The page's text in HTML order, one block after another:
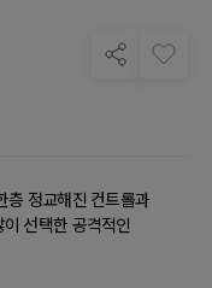
층 정교해진 컨트롤과
선택한 공격적인